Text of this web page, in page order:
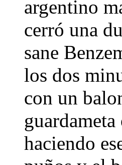
argentino
cerró una
sane
los dos
con un
haciendo